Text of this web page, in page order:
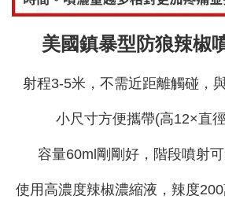
美國鎮暴型防狼辣椒
射程3-5米，不需近距離觸碰，
小尺寸方便攜帶(高12×直
容量60ml剛剛好，階段噴射
使用高濃度辣椒濃縮液，辣度